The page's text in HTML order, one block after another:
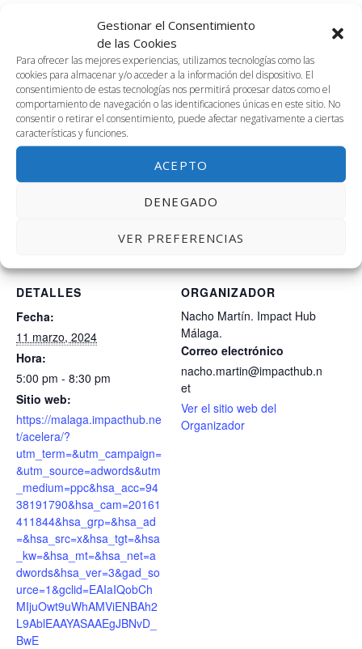
Gestionar el Consentimiento
de las Cookies
Para ofrecer las mejores experiencias, utilizamos tecnologías como las
cookies para almacenar y/o acceder a la información del dispositivo. El
consentimiento de estas tecnologías nos permitirá procesar datos como el
comportamiento de navegación o las identificaciones únicas en este sitio. No
consentir o retirar el consentimiento, puede afectar negativamente a ciertas
características y funciones.
ACEPTO
DENEGADO
VER PREFERENCIAS
Duración del programa de aceleración: 5 meses
Formato:
➔ 1º mes: 15 talleres de 4h.
➔ 2º mes: 20 sesiones de mentorías de 2h.
➔ Durante los 5 meses: Se realizará 1 evento mensual
de networking.
DETALLES
Fecha:
11 marzo, 2024
Hora:
5:00 pm - 8:30 pm
Sitio web:
https://malaga.impacthub.ne
t/acelera/?
utm_term=&utm_campaign=
&utm_source=adwords&utm
_medium=ppc&hsa_acc=94
38191790&hsa_cam=20161
411844&hsa_grp=&hsa_ad
=&hsa_src=x&hsa_tgt=&hsa
_kw=&hsa_mt=&hsa_net=a
dwords&hsa_ver=3&gad_so
urce=1&gclid=EAIaIQobCh
MIjuOwt9uWhAMViENBAh2
L9AblEAAYASAAEgJBNvD_
BwE
ORGANIZADOR
Nacho Martín. Impact Hub
Málaga.
Correo electrónico
nacho.martin@impacthub.n
et
Ver el sitio web del
Organizador